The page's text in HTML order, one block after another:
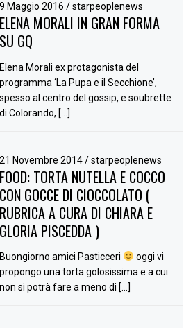
9 Maggio 2016/ starpeoplenews
ELENA MORALI IN GRAN FORMA
SU GQ
Elena Morali ex protagonista del
programma ‘La Pupa e il Secchione’,
spesso al centro del gossip, e soubrette
di Colorando, […]
21 Novembre 2014/ starpeoplenews
FOOD: TORTA NUTELLA E COCCO
CON GOCCE DI CIOCCOLATO (
RUBRICA A CURA DI CHIARA E
GLORIA PISCEDDA )
Buongiorno amici Pasticceri
oggi vi
propongo una torta golosissima e a cui
non si potrà fare a meno di […]